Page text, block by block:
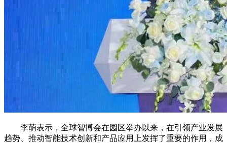
李萌表示，全球智博会在园区举办以来，在引领产业发展
趋势、推动智能技术创新和产品应用上发挥了重要的作用，成